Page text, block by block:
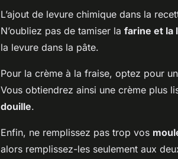
L’ajout de levure chimique dans la
N’oubliez pas de tamiser la farine et la
la levure dans la pâte.
Pour la crème à la fraise, optez pour
Vous obtiendrez ainsi une crème plus
douille.
Enfin, ne remplissez pas trop vos
alors remplissez-les seulement aux